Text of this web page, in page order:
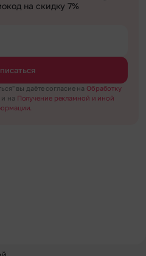
на скидку 7%
вы даёте согласие на Обработку
и на Получение рекламной и иной